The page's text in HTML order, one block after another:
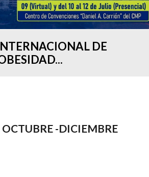
DE
OCTUBRE -DICIEMBRE